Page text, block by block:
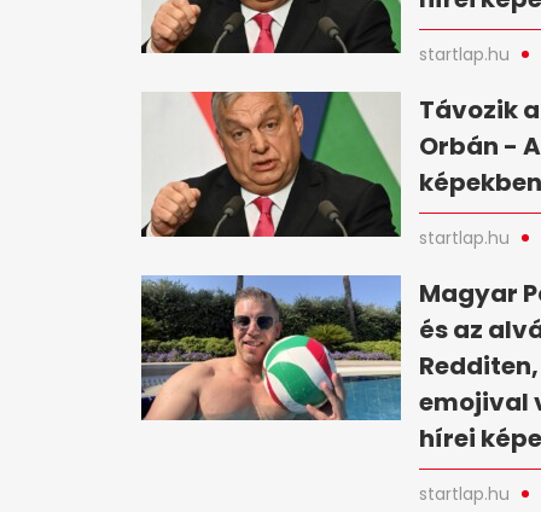
startlap.hu
Távozik
Orbán -
képekben
startlap.hu
Magyar
és az
emojival
hírei
startlap.hu